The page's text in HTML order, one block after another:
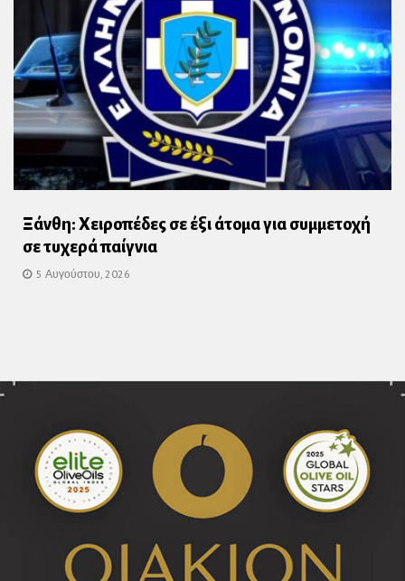
Ξάνθη: Χειροπέδες σε έξι άτομα για συμμετοχή
σε τυχερά παίγνια
5 Αυγούστου, 2026